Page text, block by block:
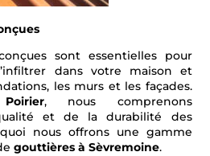
sont essentielles pour
dans votre maison et
les murs et les façades.
, nous comprenons
et de la durabilité des
nous offrons une gamme
gouttières à Sèvremoine.